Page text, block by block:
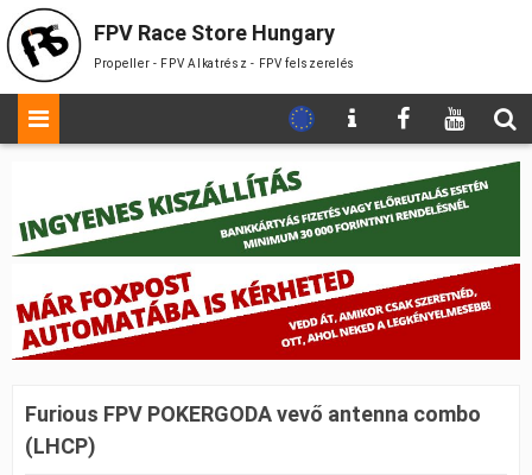
FPV Race Store Hungary
Propeller - FPV Alkatrész - FPV felszerelés
Furious FPV POKERGODA vevő antenna combo
(LHCP)